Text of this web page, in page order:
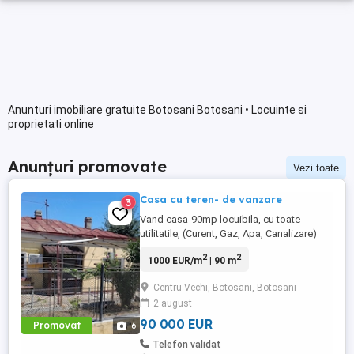
Anunturi imobiliare gratuite Botosani Botosani • Locuinte si
proprietati online
Anunțuri promovate Vezi toate
Promovat 6
3 Casa cu teren- de vanzare
Vand casa-90mp locuibila, cu toate
utilitatile, (Curent, Gaz, Apa, Canalizare)
conditionat, suprafata totala 240mp.
1000 EUR/m2| 90 m2
Centru Vechi, Botosani, Botosani
2 august
90 000 EUR
Telefon validat